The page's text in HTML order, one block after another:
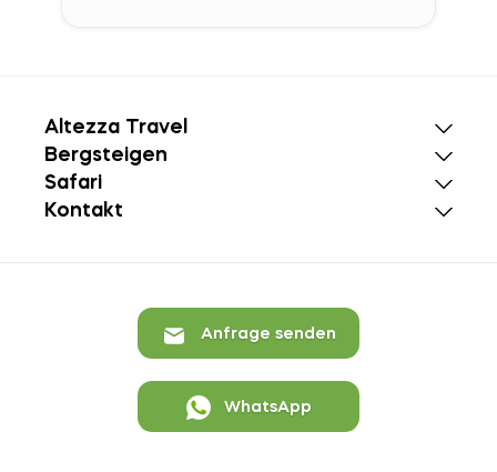
Altezza Travel
Bergsteigen
Safari
Kontakt
Anfrage senden
WhatsApp